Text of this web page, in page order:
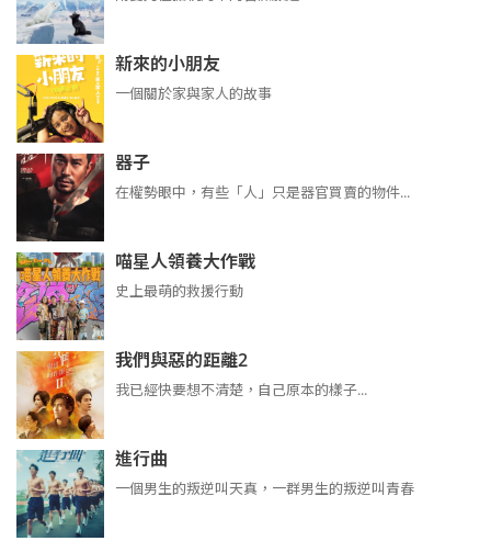
新來的小朋友
一個關於家與家人的故事
器子
在權勢眼中，有些「人」只是器官買賣的物件...
喵星人領養大作戰
史上最萌的救援行動
我們與惡的距離2
我已經快要想不清楚，自己原本的樣子...
進行曲
​​​一個男生的叛逆叫天真，一群男生的叛逆叫青春